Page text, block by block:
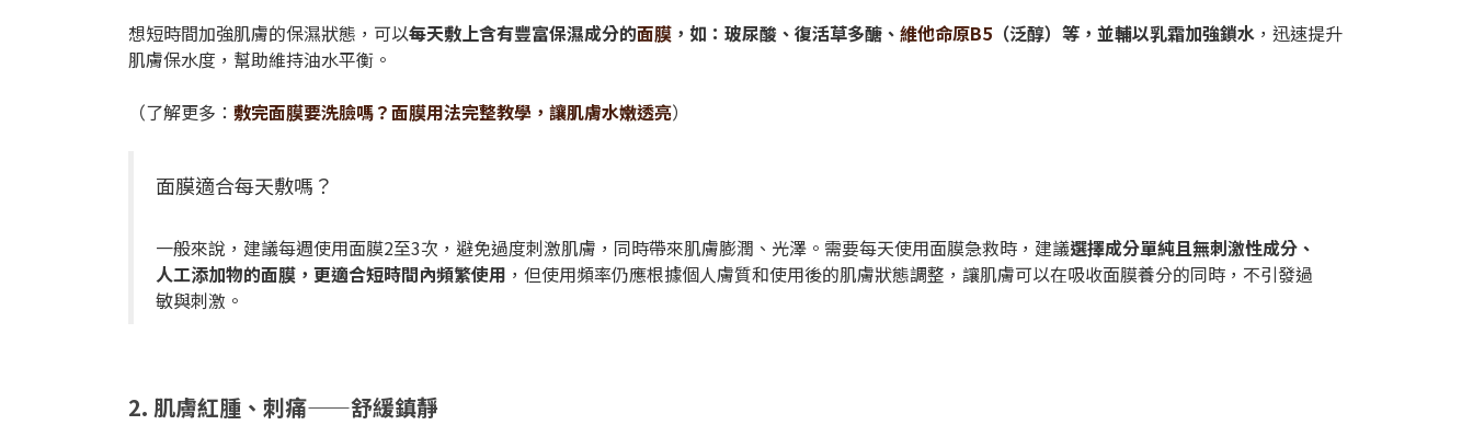
想短時間加強肌膚的保濕狀態，可以每天敷上含有豐富保濕成分的面膜 ，如：玻尿酸、復活草多醣、 維他命原B5 （泛醇）等，並輔以乳霜加強鎖水 ，迅速提升
肌膚保水度，幫助維持油水平衡。
（了解更多： 敷完面膜要洗臉嗎？面膜用法完整教學，讓肌膚水嫩透亮）
面膜適合每天敷嗎？
一般來說，建議每週使用面膜2至3次，避免過度刺激肌膚，同時帶來肌膚膨潤、光澤。需要每天使用面膜急救時，建議選擇成分單純且無刺激性成分、
人工添加物的面膜，更適合短時間內頻繁使用 ，但使用頻率仍應根據個人膚質和使用後的肌膚狀態調整，讓肌膚可以在吸收面膜養分的同時，不引發過
敏與刺激。
2. 肌膚紅腫、刺痛——舒緩鎮靜